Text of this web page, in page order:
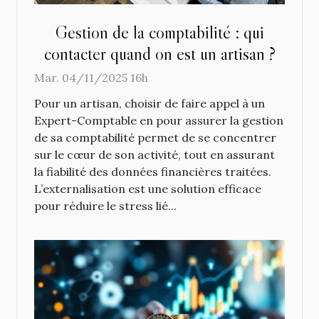
Gestion de la comptabilité : qui
contacter quand on est un artisan ?
Mar. 04/11/2025 16h
Pour un artisan, choisir de faire appel à un
Expert-Comptable en pour assurer la gestion
de sa comptabilité permet de se concentrer
sur le cœur de son activité, tout en assurant
la fiabilité des données financières traitées.
L’externalisation est une solution efficace
pour réduire le stress lié...